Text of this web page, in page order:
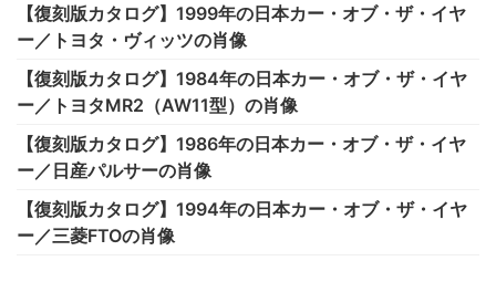
【復刻版カタログ】1999年の日本カー・オブ・ザ・イヤ
ー／トヨタ・ヴィッツの肖像
【復刻版カタログ】1984年の日本カー・オブ・ザ・イヤ
ー／トヨタMR2（AW11型）の肖像
【復刻版カタログ】1986年の日本カー・オブ・ザ・イヤ
ー／日産パルサーの肖像
【復刻版カタログ】1994年の日本カー・オブ・ザ・イヤ
ー／三菱FTOの肖像